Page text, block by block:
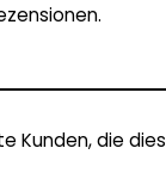
Kunden, die